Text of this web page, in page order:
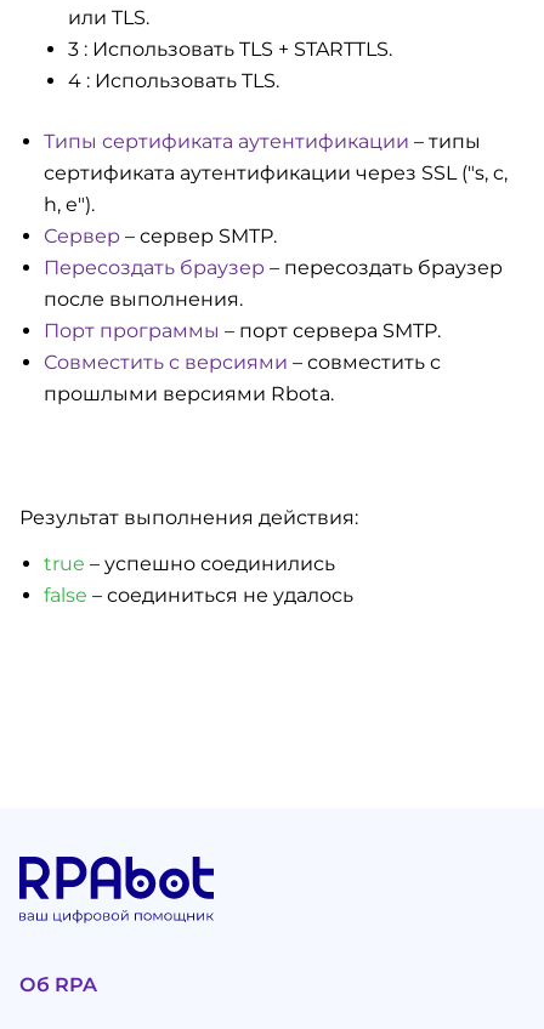
или TLS.
3 : Использовать TLS + STARTTLS.
4 : Использовать TLS.
Типы сертификата аутентификации – типы
сертификата аутентификации через SSL ("s, c,
h, e").
Сервер – сервер SMTP.
Пересоздать браузер – пересоздать браузер
после выполнения.
Порт программы – порт сервера SMTP.
Совместить с версиями – совместить с
прошлыми версиями Rbotа.
Результат выполнения действия:
true – успешно соединились
false – соединиться не удалось
Об RPA